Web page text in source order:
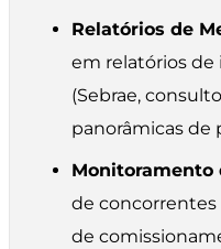
Relatórios de
em relatórios
(Sebrae,
panorâmicas de
Monitoramento
de
de